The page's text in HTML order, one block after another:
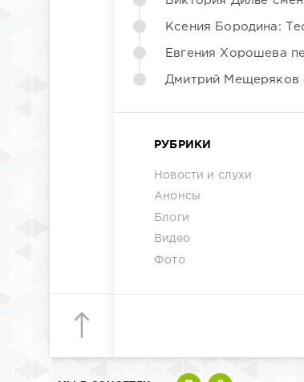
Ксения Бородина:
Евгения Хорошева
Дмитрий Мещеряков
РУБРИКИ
Новости и слухи
Анонсы
Блоги
Видео
Фото